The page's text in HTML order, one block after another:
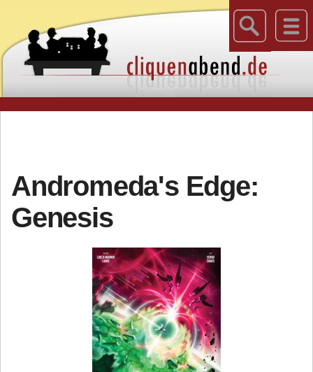
Andromeda's Edge:
Genesis